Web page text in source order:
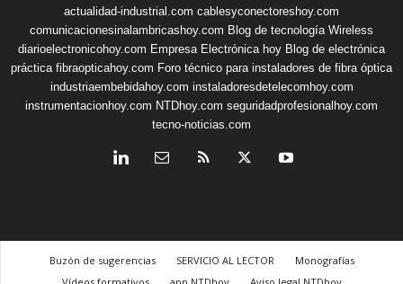
actualidad-industrial.com cablesyconectoreshoy.com
comunicacionesinalambricashoy.com Blog de tecnología Wireless
diarioelectronicohoy.com Empresa Electrónica hoy Blog de electrónica
práctica fibraopticahoy.com Foro técnico para instaladores de fibra óptica
industriaembebidahoy.com instaladoresdetelecomhoy.com
instrumentacionhoy.com NTDhoy.com seguridadprofesionalhoy.com
tecno-noticias.com
Buzón de sugerencias SERVICIO AL LECTOR
Monografías